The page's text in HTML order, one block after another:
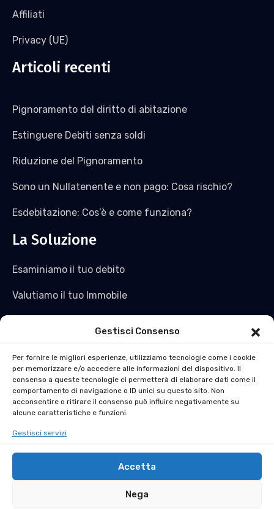
Gestisci Consenso
Per fornire le migliori esperienze, utilizziamo tecnologie come i cookie
per memorizzare e/o accedere alle informazioni del dispositivo. Il
consenso a queste tecnologie ci permetterà di elaborare dati come il
comportamento di navigazione o ID unici su questo sito. Non
acconsentire o ritirare il consenso può influire negativamente su
alcune caratteristiche e funzioni.
Gestisci servizi
Accetta
Nega
Affiliati
Privacy (UE)
Articoli recenti
Pignoramento del diritto di abitazione
Estinguere Debiti senza soldi
Riduzione del Pignoramento
Sono un Nullatenente e non pago: Cosa rischio?
Esdebitazione: Cos’è e come funziona?
La Soluzione
Esaminiamo il tuo debito
Valutiamo il tuo Immobile
Ti ridiamo liquidità
La soluzione al Pignoramento Immobiliare in 30 Giorni